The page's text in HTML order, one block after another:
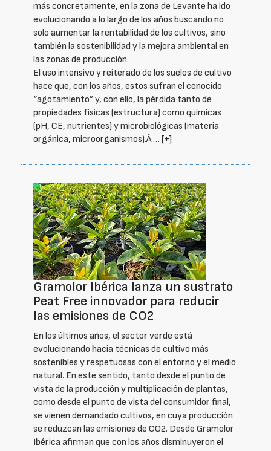
más concretamente, en la zona de Levante ha ido
evolucionando a lo largo de los años buscando no
solo aumentar la rentabilidad de los cultivos, sino
también la sostenibilidad y la mejora ambiental en
las zonas de producción.
El uso intensivo y reiterado de los suelos de cultivo
hace que, con los años, estos sufran el conocido
“agotamiento” y, con ello, la pérdida tanto de
propiedades físicas (estructura) como químicas
(pH, CE, nutrientes) y microbiológicas (materia
orgánica, microorganismos).Â … [+]
Gramolor Ibérica lanza un sustrato
Peat Free innovador para reducir
las emisiones de CO2
En los últimos años, el sector verde está
evolucionando hacia técnicas de cultivo más
sostenibles y respetuosas con el entorno y el medio
natural. En este sentido, tanto desde el punto de
vista de la producción y multiplicación de plantas,
como desde el punto de vista del consumidor final,
se vienen demandado cultivos, en cuya producción
se reduzcan las emisiones de CO2. Desde Gramolor
Ibérica afirman que con los años disminuyeron el